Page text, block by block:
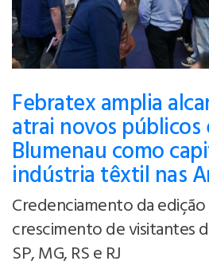
Febratex amplia
atrai novos públicos
Blumenau como
indústria têxtil nas
Credenciamento da
crescimento de visitantes
SP, MG, RS e RJ